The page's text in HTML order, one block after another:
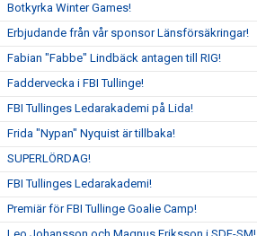
Botkyrka Winter Games!
Erbjudande från vår sponsor Länsförsäkringar!
Fabian "Fabbe" Lindbäck antagen till RIG!
Faddervecka i FBI Tullinge!
FBI Tullinges Ledarakademi på Lida!
Frida "Nypan" Nyquist är tillbaka!
SUPERLÖRDAG!
FBI Tullinges Ledarakademi!
Premiär för FBI Tullinge Goalie Camp!